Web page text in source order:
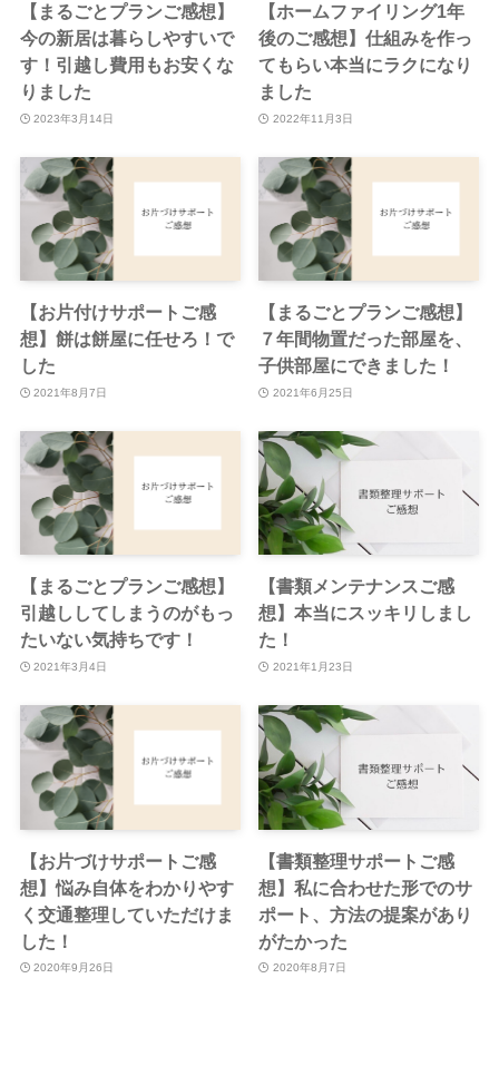
【まるごとプランご感想】
今の新居は暮らしやすいで
す！引越し費用もお安くな
りました
2023年3月14日
【ホームファイリング1年
後のご感想】仕組みを作っ
てもらい本当にラクになり
ました
2022年11月3日
【お片付けサポートご感
想】餅は餅屋に任せろ！で
した
2021年8月7日
【まるごとプランご感想】
７年間物置だった部屋を、
子供部屋にできました！
2021年6月25日
【まるごとプランご感想】
引越ししてしまうのがもっ
たいない気持ちです！
2021年3月4日
【書類メンテナンスご感
想】本当にスッキリしまし
た！
2021年1月23日
【お片づけサポートご感
想】悩み自体をわかりやす
く交通整理していただけま
した！
2020年9月26日
【書類整理サポートご感
想】私に合わせた形でのサ
ポート、方法の提案があり
がたかった
2020年8月7日